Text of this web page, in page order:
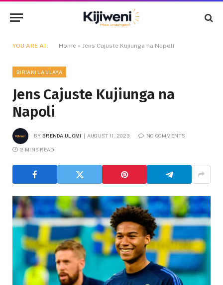
YOU ARE AT: Home » Jens Cajuste Kujiunga na Napoli
BIRIANI LA ULAYA
Jens Cajuste Kujiunga na
Napoli
BY BRENDA ULOMI AUGUST 11, 2023 NO COMMENTS
2 MINS READ